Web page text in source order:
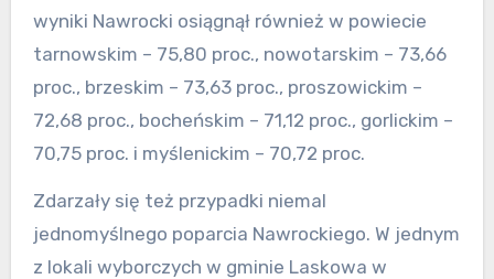
wyniki Nawrocki osiągnął również w powiecie
tarnowskim – 75,80 proc., nowotarskim – 73,66
proc., brzeskim – 73,63 proc., proszowickim –
72,68 proc., bocheńskim – 71,12 proc., gorlickim –
70,75 proc. i myślenickim – 70,72 proc.
Zdarzały się też przypadki niemal
jednomyślnego poparcia Nawrockiego. W jednym
z lokali wyborczych w gminie Laskowa w